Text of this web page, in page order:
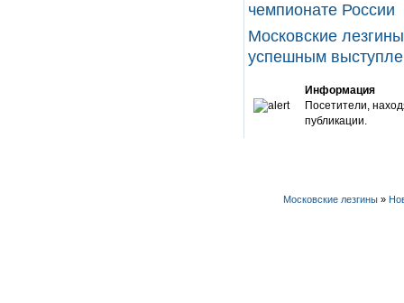
чемпионате России
Московские
успешным
Информация
Посетители,
публикации.
Московские лезгины »